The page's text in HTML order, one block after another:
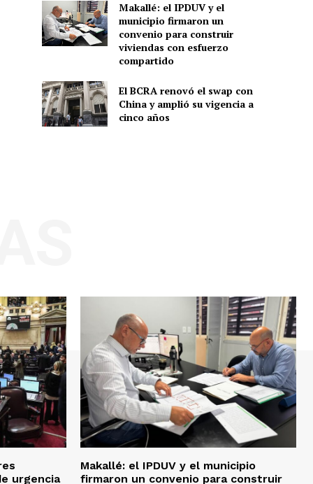
Makallé: el IPDUV y el
municipio firmaron un
convenio para construir
viviendas con esfuerzo
compartido
El BCRA renovó el swap con
China y amplió su vigencia a
cinco años
urgencia
Makallé: el IPDUV y el municipio
firmaron un convenio para construir